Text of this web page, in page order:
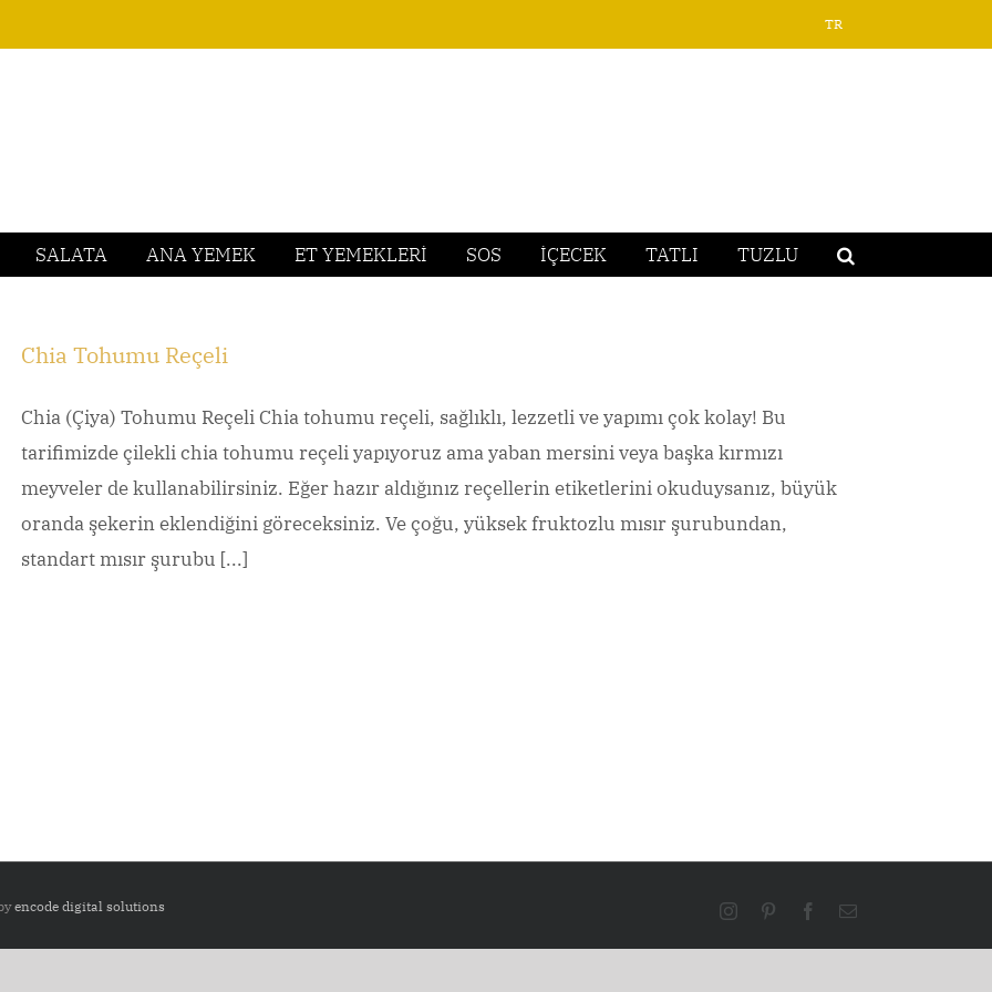
TR
SALATA ANA YEMEK ET YEMEKLERİ SOS İÇECEK TATLI TUZLU
Chia Tohumu Reçeli
Chia (Çiya) Tohumu Reçeli Chia tohumu reçeli, sağlıklı, lezzetli ve yapımı çok kolay! Bu
tarifimizde çilekli chia tohumu reçeli yapıyoruz ama yaban mersini veya başka kırmızı
meyveler de kullanabilirsiniz. Eğer hazır aldığınız reçellerin etiketlerini okuduysanız, büyük
oranda şekerin eklendiğini göreceksiniz. Ve çoğu, yüksek fruktozlu mısır şurubundan,
standart mısır şurubu [...]
encode digital solutions InstagramPinterestFacebook
Email